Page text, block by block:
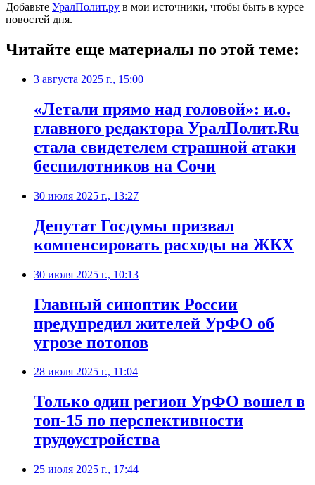
Добавьте УралПолит.ру в мои источники, чтобы быть в курсе
новостей дня.
Читайте еще материалы по этой теме:
3 августа 2025 г., 15:00
«Летали прямо над головой»: и.о.
главного редактора УралПолит.Ru
стала свидетелем страшной атаки
беспилотников на Сочи
30 июля 2025 г., 13:27
Депутат Госдумы призвал
компенсировать расходы на ЖКХ
30 июля 2025 г., 10:13
Главный синоптик России
предупредил жителей УрФО об
угрозе потопов
28 июля 2025 г., 11:04
Только один регион УрФО вошел в
топ-15 по перспективности
трудоустройства
25 июля 2025 г., 17:44